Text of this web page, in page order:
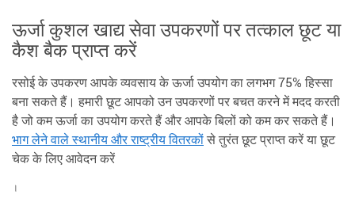
ऊर्जा कुशल खाद्य सेवा उपकरणों पर तत्काल छूट या
कैश बैक प्राप्त करें
रसोई के उपकरण आपके व्यवसाय के ऊर्जा उपयोग का लगभग 75% हिस्सा
बना सकते हैं। हमारी छूट आपको उन उपकरणों पर बचत करने में मदद करती
है जो कम ऊर्जा का उपयोग करते हैं और आपके बिलों को कम कर सकते हैं।
भाग लेने वाले स्थानीय और राष्ट्रीय वितरकोंसे तुरंत छूट प्राप्त करें या छूट
चेक के लिए आवेदन करें
।